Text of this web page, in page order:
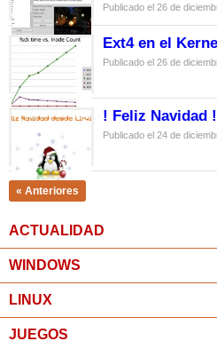
Publicado el 26 de
Ext4 en el
Publicado el 26 de
! Feliz Navidad
Publicado el 24 de
« Anteriores
ACTUALIDAD
WINDOWS
LINUX
JUEGOS